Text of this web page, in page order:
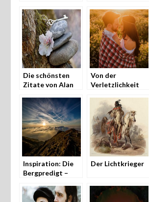
Terence McKenna
Die schönsten
Zitate von Alan
Von der
Verletzlichkeit
Empfindsamkeit
der Frau im Mann
Inspiration: Die
Bergpredigt –
Der Lichtkrieger